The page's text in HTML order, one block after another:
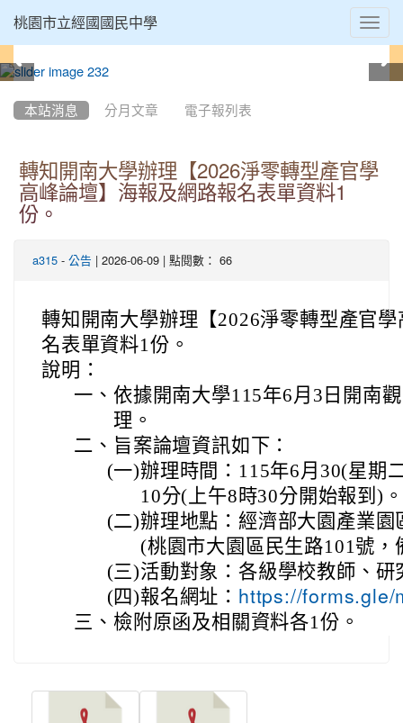
桃園市立經國國民中學
本站消息 分月文章 電子報列表
轉知開南大學辦理【2026淨零轉型產官學
高峰論壇】海報及網路報名表單資料1
份。
a315 - 公告 | 2026-06-09 | 點閱數： 66
轉知開南大學辦理【2026淨零轉型產官
名表單資料1份。
說明：
一、 依據開南大學115年6月3日開南
理。
二、 旨案論壇資訊如下：
(一)辦理時間：115年6月30(星期
10分(上午8時30分開始報到)。
(二)辦理地點：經濟部大園產業
(桃園市大園區民生路101號，
(三)活動對象：各級學校教師、
(四)報名網址： https://forms.gle/
三、 檢附原函及相關資料各1份。